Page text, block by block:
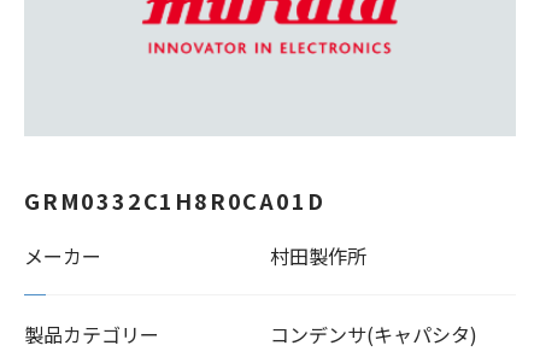
GRM0332C1H8R0CA01D
メーカー 村田製作所
製品カテゴリー コンデンサ(キャパシタ)